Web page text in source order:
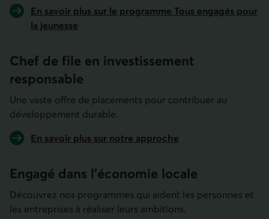
En savoir plus sur le programme Tous engagés pour
la jeunesse
Chef de file en investis­sement
responsable
Une vaste offre de placements pour contribuer au
développement durable.
En savoir plus sur notre approche
Engagé dans l'économie locale
Découvrez nos programmes qui aident les personnes et
les entreprises à réaliser leurs ambitions.